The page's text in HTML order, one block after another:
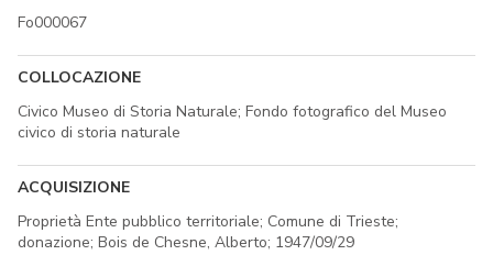
Fo000067
COLLOCAZIONE
Civico Museo di Storia Naturale; Fondo fotografico del Museo
civico di storia naturale
ACQUISIZIONE
Proprietà Ente pubblico territoriale; Comune di Trieste;
donazione; Bois de Chesne, Alberto; 1947/09/29